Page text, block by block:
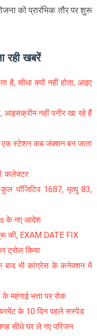
को प्रारंभिक तौर पर शुरू
रही खबरें
है, सीधा क्यों नहीं होता, आइए
आइसक्रीम नहीं पनीर खा रहे हैं
स्टेशन कब जंक्शन बन जाता
कलेक्टर
पॉजिटिव 1687, मृत्यु 83,
के नए आदेश
की, EXAM DATE FIX
ट्रोल किया
के बाद भी कांग्रेस के कनेक्शन में
महंगाई भत्ता पर रोक
के 10 दिन पहले सस्पेंड
सीधे घर ले गए परिजन